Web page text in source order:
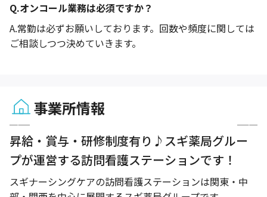
Q.オンコール業務は必須ですか？
A.常勤は必ずお願いしております。回数や頻度に関しては
ご相談しつつ決めていきます。
事業所情報
昇給・賞与・研修制度有り♪スギ薬局グルー
プが運営する訪問看護ステーションです！
スギナーシングケアの訪問看護ステーションは関東・中